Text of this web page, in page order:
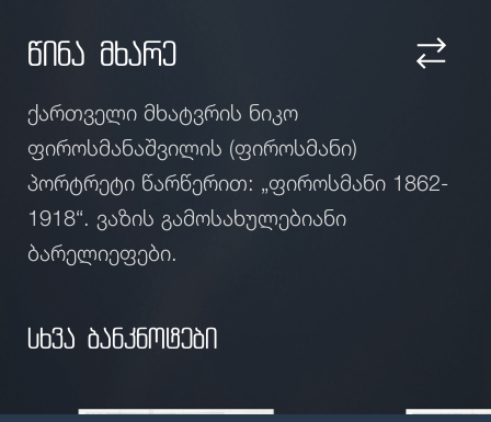
წინა მხარე
ქართველი მხატვრის ნიკო
ფიროსმანაშვილის (ფიროსმანი)
პორტრეტი წარწერით: „ფიროსმანი 1862-
1918“. ვაზის გამოსახულებიანი
ბარელიეფები.
სხვა ბანკნოტები